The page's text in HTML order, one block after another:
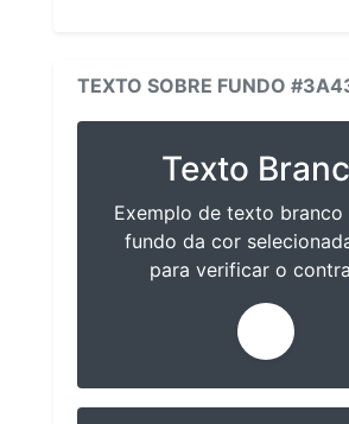
TEXTO SOBRE FUNDO
Texto
Exemplo de texto branco
fundo da cor
para verificar o